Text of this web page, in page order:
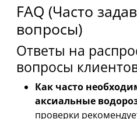
FAQ (Часто
вопросы)
Ответы на
вопросы
Как часто
аксиальные
проверки